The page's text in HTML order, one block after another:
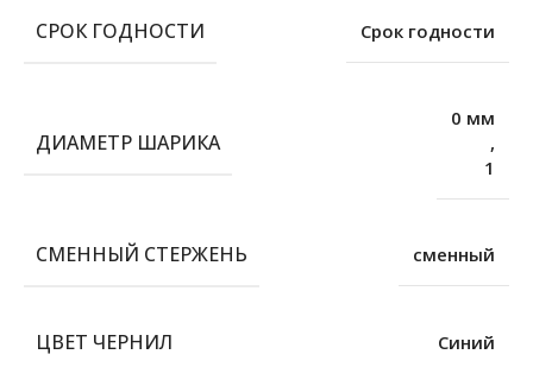
СРОК ГОДНОСТИ Срок годности
ДИАМЕТР ШАРИКА
0 мм
,
1
СМЕННЫЙ СТЕРЖЕНЬ сменный
ЦВЕТ ЧЕРНИЛ Синий